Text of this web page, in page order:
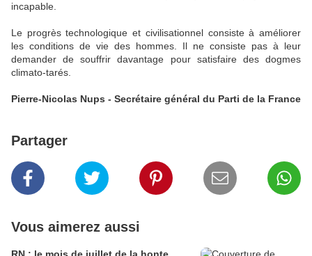
incapable.
Le progrès technologique et civilisationnel consiste à améliorer
les conditions de vie des hommes. Il ne consiste pas à leur
demander de souffrir davantage pour satisfaire des dogmes
climato-tarés.
Pierre-Nicolas Nups - Secrétaire général du Parti de la France
Partager
Vous aimerez aussi